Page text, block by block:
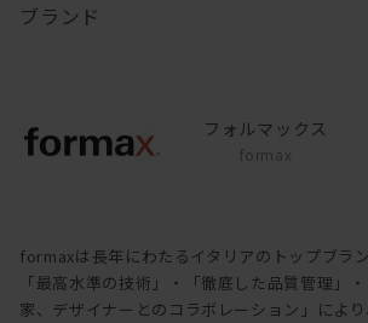
ブランド
フォルマックス
formax
formaxは長年にわたるイタリアのトップブラ
「最高水準の技術」・「徹底した品質管理」
家、デザイナーとのコラボレーション」によ